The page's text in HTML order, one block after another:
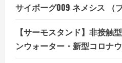
サイボーグ009 ネメシス （
【サーモスタンド】非接触
ンウォーター・新型コロナ